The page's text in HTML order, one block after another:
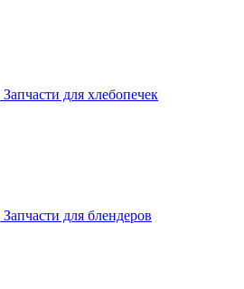
Запчасти для хлебопечек
Запчасти для блендеров